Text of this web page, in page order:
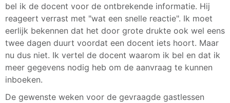
bel ik de docent voor de ontbrekende informatie. Hij
reageert verrast met "wat een snelle reactie". Ik moet
eerlijk bekennen dat het door grote drukte ook wel eens
twee dagen duurt voordat een docent iets hoort. Maar
nu dus niet. Ik vertel de docent waarom ik bel en dat ik
meer gegevens nodig heb om de aanvraag te kunnen
inboeken.
De gewenste weken voor de gevraagde gastlessen